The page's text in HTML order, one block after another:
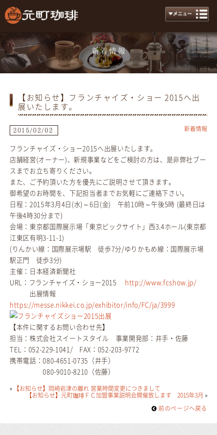
新着情報
News
【お知らせ】フランチャイズ・ショー 2015へ出
展いたします。
新着情報
2015/02/02
フランチャイズ・ショー2015へ出展いたします。
店舗経営(オーナー)、新規事業などをご検討の方は、是非弊社ブー
スまでお立ち寄りください。
また、ご予約頂いた方を優先にご説明させて頂きます。
御希望のお時間を、下記担当者までお気軽にご連絡下さい。
日程：2015年3月4日(水)～6日(金) 午前10時～午後5時 (最終日は
午後4時30分まで)
会場：東京都国際展示場「東京ビックサイト」西3.4ホール(東京都
江東区有明3-11-1)
(りんかい線：国際展示場駅 徒歩7分/ゆりかもめ線：国際展示場
駅正門 徒歩3分)
主催：日本経済新聞社
URL：フランチャイズ・ショー2015 http://www.fcshow.jp/
出展情報
https://messe.nikkei.co.jp/exhibitor/info/FC/ja/3999
【本件に関するお問い合わせ先】
担当：株式会社スイートスタイル 事業開発部：井手・佐藤
TEL：052-229-1041/ FAX：052-203-9772
携帯電話：080-4651-0735（井手）
080-9010-8210（佐藤）
« 【お知らせ】岡崎岩津の離れ 営業時間変更につきまして
【お知らせ】元町珈琲ＦＣ加盟事業説明会開催致します 2015年3月 »
前のページヘ戻る